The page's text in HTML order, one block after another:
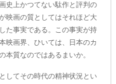
史上かつてない駄作と評判の
映画の質としてはそれほど大
た事実である。この事実が持
映画界、ひいては、日本のカ
本質なのではあるまいか。
してその時代の精神状況とい